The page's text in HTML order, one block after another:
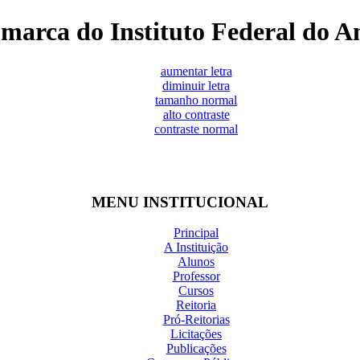
do Instituto Federal do
aumentar letra
diminuir letra
tamanho normal
alto contraste
contraste normal
MENU INSTITUCIONAL
Principal
A Instituição
Alunos
Professor
Cursos
Reitoria
Pró-Reitorias
Licitações
Publicações